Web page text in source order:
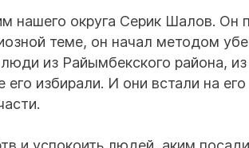
нашего округа Серик Шалов. Он
теме, он начал методом
из Райымбекского района, из
его избирали. И они встали на